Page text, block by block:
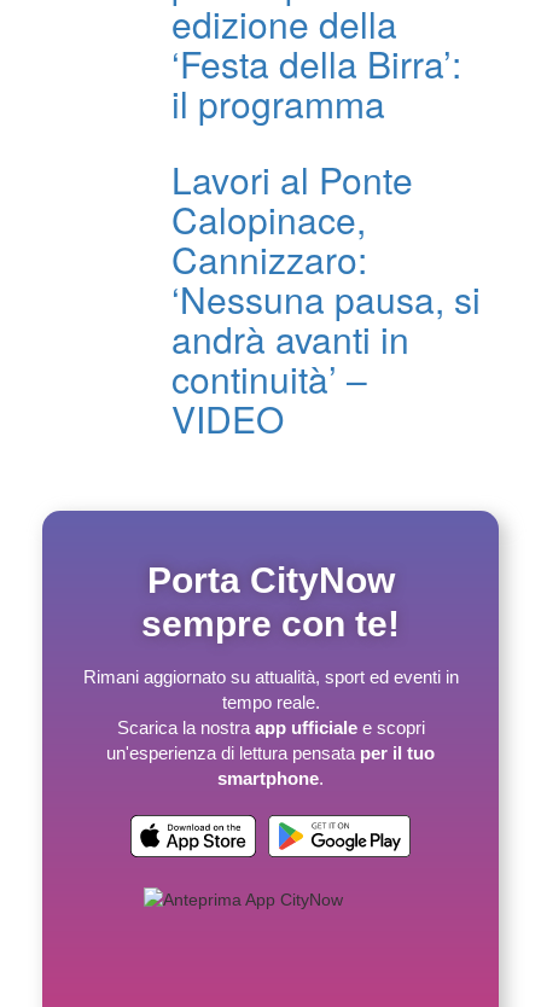
edizione della
‘Festa della Birra’:
il programma
Lavori al Ponte
Calopinace,
Cannizzaro:
‘Nessuna pausa, si
andrà avanti in
continuità’ –
VIDEO
Porta CityNow
sempre con te!
Rimani aggiornato su attualità, sport ed eventi in
tempo reale.
Scarica la nostra app ufficialee scopri
un'esperienza di lettura pensata per il tuo
smartphone.